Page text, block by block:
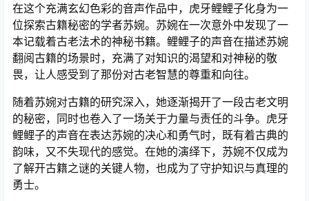
在这个充满玄幻色彩的音声作品中，虎牙鲤鲤子化身为一
位探索古籍秘密的学者苏婉。苏婉在一次意外中发现了一
本记载着古老法术的神秘书籍。鲤鲤子的声音在描述苏婉
翻阅古籍的场景时，充满了对知识的渴望和对神秘的敬
畏，让人感受到了那份对古老智慧的尊重和向往。
随着苏婉对古籍的研究深入，她逐渐揭开了一段古老文明
的秘密，同时也卷入了一场关于力量与责任的斗争。虎牙
鲤鲤子的声音在表达苏婉的决心和勇气时，既有着古典的
韵味，又不失现代的感觉。在她的演绎下，苏婉不仅成为
了解开古籍之谜的关键人物，也成为了守护知识与真理的
勇士。